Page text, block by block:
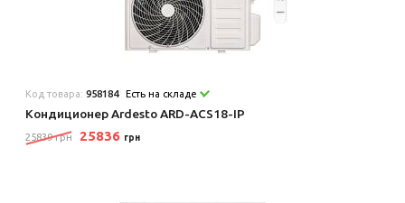
Код товара:958184 Есть на складе
Кондиционер Ardesto ARD-ACS18-IP
25839 грн 25836 грн